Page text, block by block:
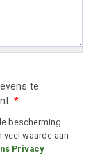
te
*
bescherming
waarde aan
Privacy